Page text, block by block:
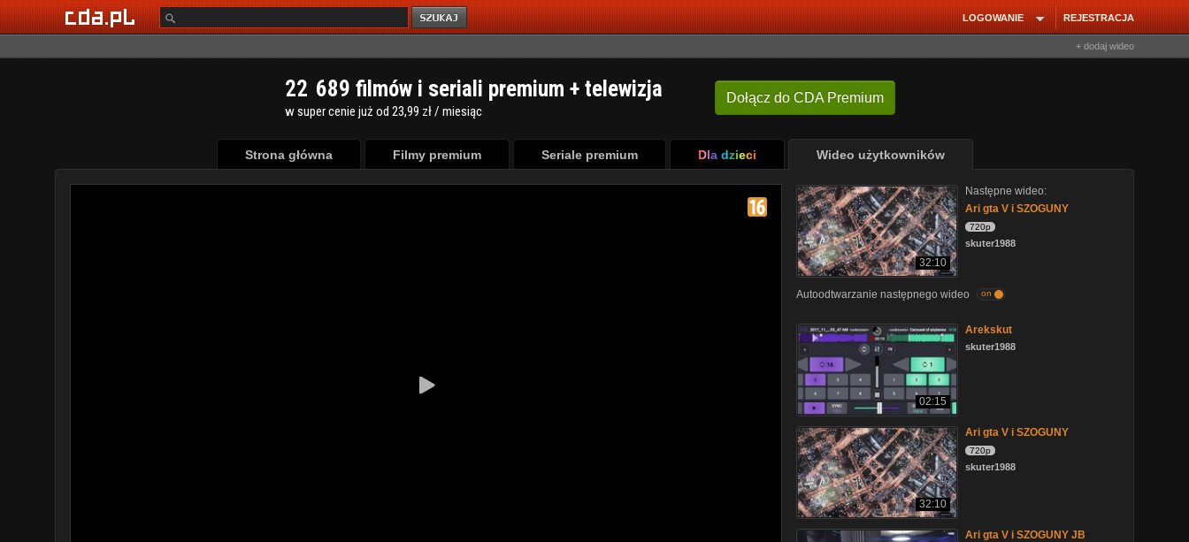
REJESTRACJA
LOGOWANIE
+ dodaj wideo
Dołącz do CDA Premium
22 689 filmów i seriali premium + telewizja
w super cenie już od 23,99 zł / miesiąc
Strona główna Filmy premium Seriale premium Dla dzieci Wideo użytkowników
32:10
Następne wideo:
Ari gta V i SZOGUNY
720p
skuter1988
Autoodtwarzanie następnego wideo on
02:15
Arekskut
skuter1988
32:10
Ari gta V i SZOGUNY
720p
skuter1988
Ari gta V i SZOGUNY JB